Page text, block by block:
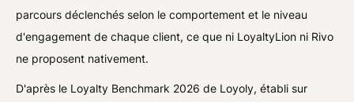
parcours déclenchés selon le comportement et le niveau
d'engagement de chaque client, ce que ni LoyaltyLion ni Rivo
ne proposent nativement.
D'après le Loyalty Benchmark 2026 de Loyoly, établi sur